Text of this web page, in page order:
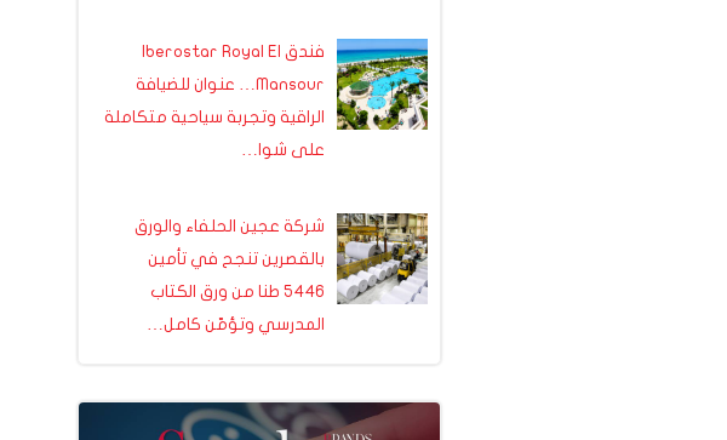
فندق Iberostar Royal El
Mansour… عنوان للضيافة
الراقية وتجربة سياحية متكاملة
على شوا…
شركة عجين الحلفاء والورق
بالقصرين تنجح في تأمين
5446 طنا من ورق الكتاب
المدرسي وتؤمّن كامل…